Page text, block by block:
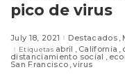
pico de virus
July 18, 2021 Destacados
Etiquetas abril California
distanciamiento social
San Francisco virus